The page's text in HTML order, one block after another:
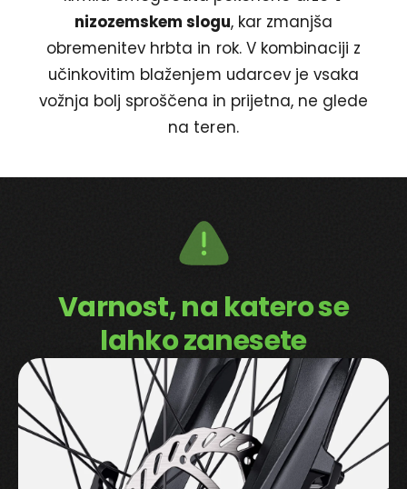
nizozemskem slogu, kar zmanjša
obremenitev hrbta in rok. V kombinaciji z
učinkovitim blaženjem udarcev je vsaka
vožnja bolj sproščena in prijetna, ne glede
na teren.
Varnost, na katero se
lahko zanesete